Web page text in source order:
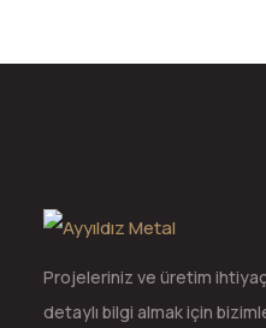
Projeleriniz ve üretim
detaylı bilgi almak için